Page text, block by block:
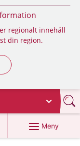
regionalt innehåll
din region.
Meny